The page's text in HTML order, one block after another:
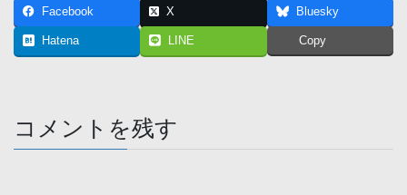
Facebook X Bluesky
Hatena LINE Copy
コメントを残す